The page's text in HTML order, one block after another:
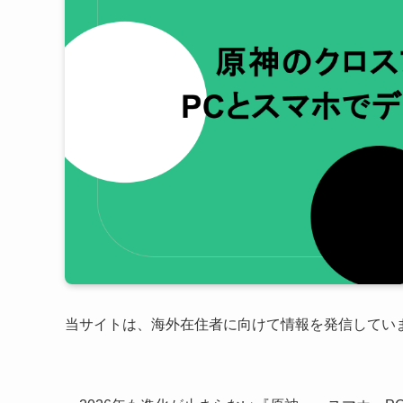
当サイトは、海外在住者に向けて情報を発信してい